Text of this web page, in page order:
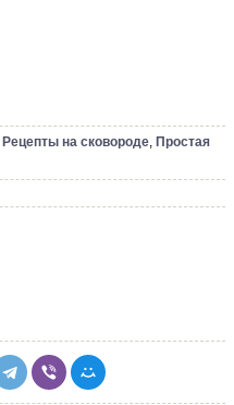
Рецепты на сковороде, Простая